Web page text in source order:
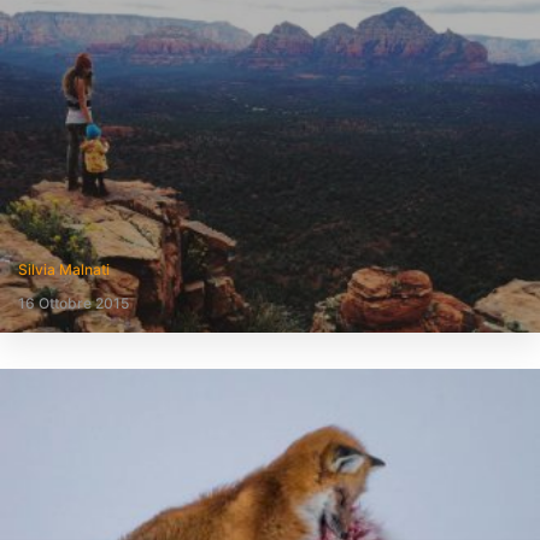
Silvia Malnati
16 Ottobre 2015